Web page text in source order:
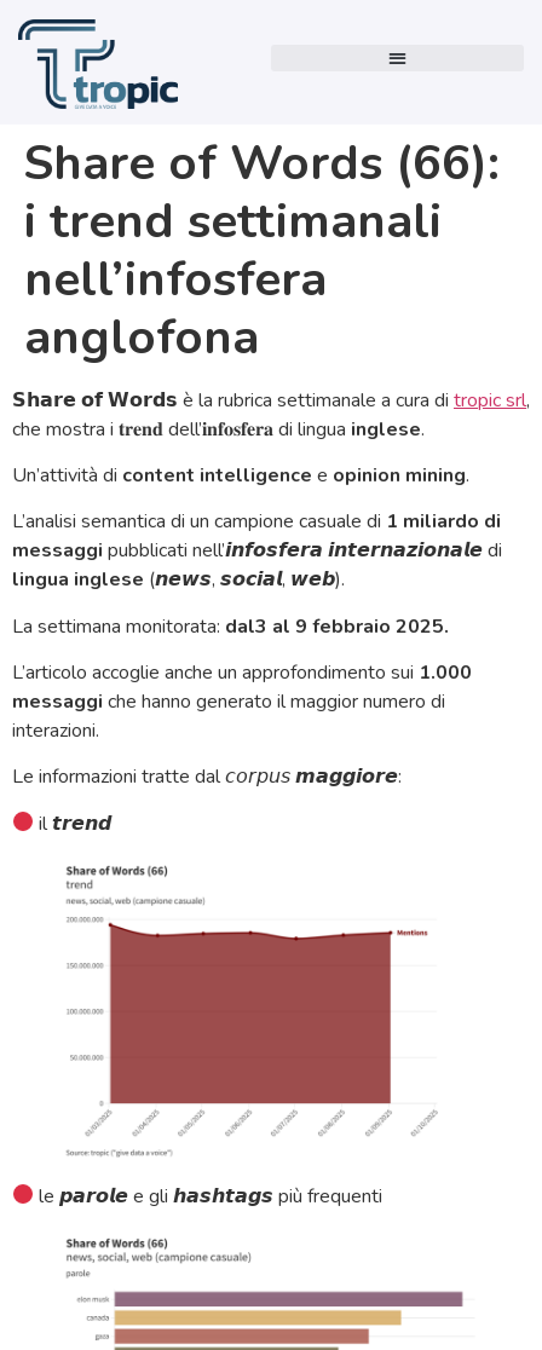
Share of Words (66):
i trend settimanali
nell’infosfera
anglofona
𝗦𝗵𝗮𝗿𝗲 𝗼𝗳 𝗪𝗼𝗿𝗱𝘀 è la rubrica settimanale a cura di tropic srl,
che mostra i 𝐭𝐫𝐞𝐧𝐝 dell’𝐢𝐧𝐟𝐨𝐬𝐟𝐞𝐫𝐚 di lingua inglese.
Un’attività di content intelligence e opinion mining.
L’analisi semantica di un campione casuale di 1 miliardo di
messaggi pubblicati nell’𝙞𝙣𝙛𝙤𝙨𝙛𝙚𝙧𝙖 𝙞𝙣𝙩𝙚𝙧𝙣𝙖𝙯𝙞𝙤𝙣𝙖𝙡𝙚 di
lingua inglese (𝙣𝙚𝙬𝙨, 𝙨𝙤𝙘𝙞𝙖𝙡, 𝙬𝙚𝙗).
La settimana monitorata: dal3 al 9 febbraio 2025.
L’articolo accoglie anche un approfondimento sui 1.000
messaggi che hanno generato il maggior numero di
interazioni.
Le informazioni tratte dal 𝘤𝘰𝘳𝘱𝘶𝘴 𝙢𝙖𝙜𝙜𝙞𝙤𝙧𝙚:
il 𝙩𝙧𝙚𝙣𝙙
le 𝙥𝙖𝙧𝙤𝙡𝙚 e gli 𝙝𝙖𝙨𝙝𝙩𝙖𝙜𝙨 più frequenti